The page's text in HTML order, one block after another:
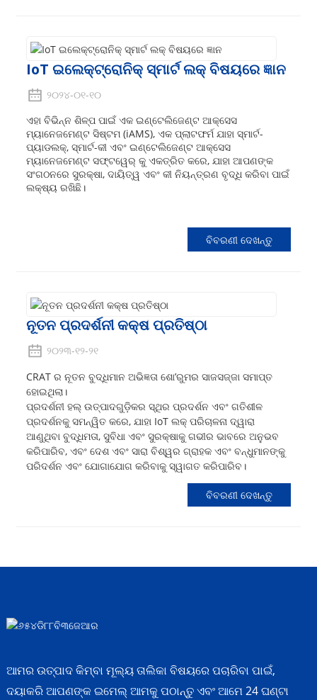
IoT ଇଲେକ୍ଟ୍ରୋନିକ୍ ସ୍ମାର୍ଟ ଲକ୍ ବିଷୟରେ ଜ୍ଞାନ
୨୦୨୪-୦୧-୧୦
ଏହା ବିଭିନ୍ନ ଶିଳ୍ପ ପାଇଁ ଏକ ଇଣ୍ଟେଲିଜେଣ୍ଟ ଆକ୍ସେସ
ମ୍ୟାନେଜମେଣ୍ଟ ସିଷ୍ଟମ (iAMS), ଏକ ପ୍ଲାଟଫର୍ମ ଯାହା ସ୍ମାର୍ଟ-
ପ୍ୟାଡଲକ୍, ସ୍ମାର୍ଟ-କୀ ଏବଂ ଇଣ୍ଟେଲିଜେଣ୍ଟ ଆକ୍ସେସ
ମ୍ୟାନେଜମେଣ୍ଟ ସଫ୍ଟୱେର୍ କୁ ଏକତ୍ରିତ କରେ, ଯାହା ଆପଣଙ୍କ
ସଂଗଠନରେ ସୁରକ୍ଷା, ଦାୟିତ୍ୱ ଏବଂ କୀ ନିୟନ୍ତ୍ରଣ ବୃଦ୍ଧି କରିବା ପାଇଁ
ଲକ୍ଷ୍ୟ ରଖିଛି।
ବିବରଣୀ ଦେଖନ୍ତୁ
ନୂତନ ପ୍ରଦର୍ଶନୀ କକ୍ଷ ପ୍ରତିଷ୍ଠା
୨୦୨୩-୧୨-୨୧
CRAT ର ନୂତନ ବୁଦ୍ଧିମାନ ଅଭିଜ୍ଞତା ଶୋ’ରୁମର ସାଜସଜ୍ଜା ସମାପ୍ତ
ହୋଇଥିଲା।
ପ୍ରଦର୍ଶନୀ ହଲ୍ ଉତ୍ପାଦଗୁଡ଼ିକର ସ୍ଥିର ପ୍ରଦର୍ଶନ ଏବଂ ଗତିଶୀଳ
ପ୍ରଦର୍ଶନକୁ ସମନ୍ୱିତ କରେ, ଯାହା IoT ଲକ୍ ପରିଚାଳନା ଦ୍ୱାରା
ଆଣୁଥିବା ବୁଦ୍ଧିମତା, ସୁବିଧା ଏବଂ ସୁରକ୍ଷାକୁ ଗଭୀର ଭାବରେ ଅନୁଭବ
କରିପାରିବ, ଏବଂ ଦେଶ ଏବଂ ସାରା ବିଶ୍ୱର ଗ୍ରାହକ ଏବଂ ବନ୍ଧୁମାନଙ୍କୁ
ପରିଦର୍ଶନ ଏବଂ ଯୋଗାଯୋଗ କରିବାକୁ ସ୍ୱାଗତ କରିପାରିବ।
ବିବରଣୀ ଦେଖନ୍ତୁ
ଆମର ଉତ୍ପାଦ କିମ୍ବା ମୂଲ୍ୟ ତାଲିକା ବିଷୟରେ ପଚାରିବା ପାଇଁ,
ଦୟାକରି ଆପଣଙ୍କ ଇମେଲ୍ ଆମକୁ ପଠାନ୍ତୁ ଏବଂ ଆମେ 24 ଘଣ୍ଟା